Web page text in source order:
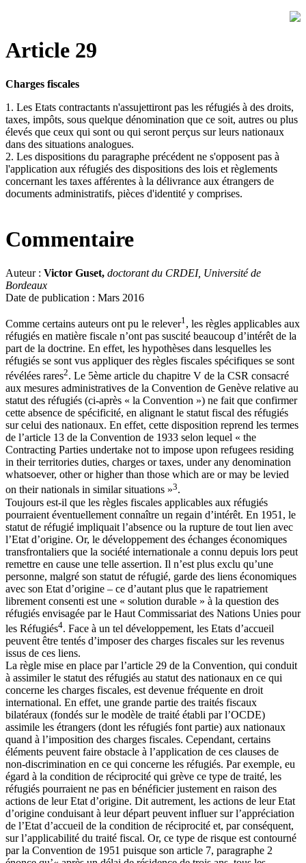
Article 29
Charges fiscales
1. Les Etats contractants n'assujettiront pas les réfugiés à des droits,
taxes, impôts, sous quelque dénomination que ce soit, autres ou plus
élevés que ceux qui sont ou qui seront perçus sur leurs nationaux
dans des situations analogues.
2. Les dispositions du paragraphe précédent ne s'opposent pas à
l'application aux réfugiés des dispositions des lois et règlements
concernant les taxes afférentes à la délivrance aux étrangers de
documents administratifs, pièces d'identité y comprises.
Commentaire
Auteur : Victor Guset, doctorant du CRDEI, Université de
Bordeaux
Date de publication : Mars 2016
Comme certains auteurs ont pu le relever1 , les règles applicables aux
réfugiés en matière fiscale n’ont pas suscité beaucoup d’intérêt de la
part de la doctrine. En effet, les hypothèses dans lesquelles les
réfugiés se sont vus appliquer des règles fiscales spécifiques se sont
révélées rares2. Le 5ème article du chapitre V de la CSR consacré
aux mesures administratives de la Convention de Genève relative au
statut des réfugiés (ci-après « la Convention ») ne fait que confirmer
cette absence de spécificité, en alignant le statut fiscal des réfugiés
sur celui des nationaux. En effet, cette disposition reprend les termes
de l’article 13 de la Convention de 1933 selon lequel « the
Contracting Parties undertake not to impose upon refugees residing
in their territories duties, charges or taxes, under any denomination
whatsoever, other or higher than those which are or may be levied
on their nationals in similar situations »3.
Toujours est-il que les règles fiscales applicables aux réfugiés
pourraient éventuellement connaître un regain d’intérêt. En 1951, le
statut de réfugié impliquait l’absence ou la rupture de tout lien avec
l’Etat d’origine. Or, le développement des échanges économiques
transfrontaliers que la société internationale a connu depuis lors peut
remettre en cause une telle assertion. Il n’est plus exclu qu’une
personne, malgré son statut de réfugié, garde des liens économiques
avec son Etat d’origine – ce d’autant plus que le rapatriement
librement consenti est une « solution durable » à la question des
réfugiés envisagée par le Haut Commissariat des Nations Unies pour
les Réfugiés4. Face à un tel développement, les Etats d’accueil
peuvent être tentés d’imposer des charges fiscales sur les revenus
issus de ces liens.
La règle mise en place par l’article 29 de la Convention, qui conduit
à assimiler le statut des réfugiés au statut des nationaux en ce qui
concerne les charges fiscales, est devenue fréquente en droit
international. En effet, une grande partie des traités fiscaux
bilatéraux (fondés sur le modèle de traité établi par l’OCDE)
assimile les étrangers (dont les réfugiés font partie) aux nationaux
quand à l’imposition des charges fiscales. Cependant, certains
éléments peuvent faire obstacle à l’application de ces clauses de
non-discrimination en ce qui concerne les réfugiés. Par exemple, eu
égard à la condition de réciprocité qui grève ce type de traité, les
réfugiés pourraient ne pas en bénéficier justement en raison des
actions de leur Etat d’origine. Dit autrement, les actions de leur Etat
d’origine conduisant à leur départ peuvent influer sur l’appréciation
de l’Etat d’accueil de la condition de réciprocité et, par conséquent,
sur l’applicabilité du traité fiscal. Or, ce type de risque est contourné
par la Convention de 1951 puisque son article 7, paragraphe 2